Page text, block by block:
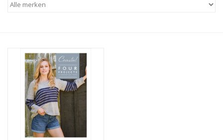
Opbergsystemen
Stoffen
Breien en haken
Handwerk